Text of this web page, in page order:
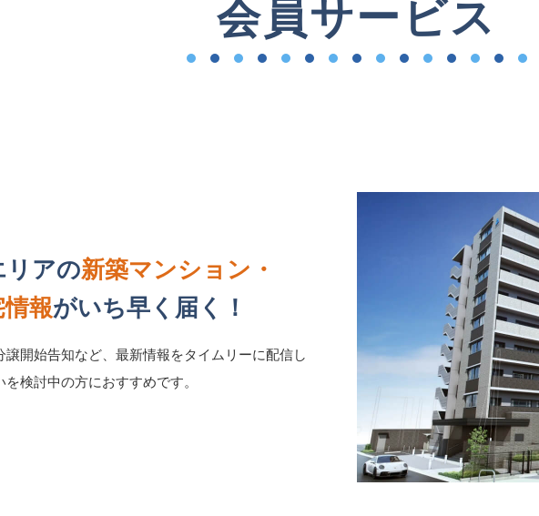
会員サービス
リアの新築マンション・
報がいち早く届く！
譲開始告知など、最新情報をタイムリーに配信し
を検討中の方におすすめです。